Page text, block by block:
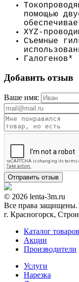
помощью
XYZ-
Съемные
Галогенов*
Добавить отзыв
Ваше имя:
© 2026 lenta-3m.ru
Все права защищены.
г. Красногорск,
Каталог товаров
Акции
Производители
Услуги
Нарезка